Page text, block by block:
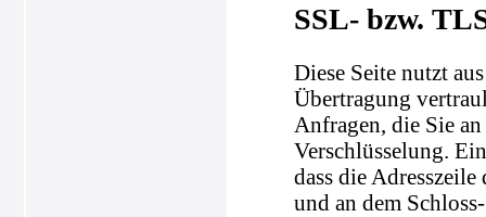
SSL- bzw.
Diese Seite nutzt
Übertragung
Anfragen, die Sie
Verschlüsselung.
dass die
und an dem